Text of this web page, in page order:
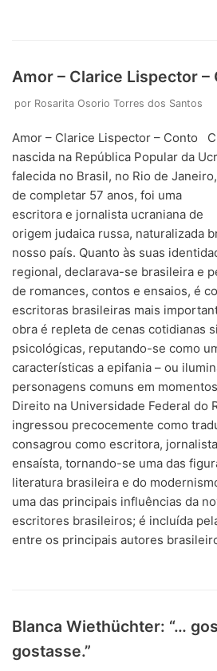
Amor – Clarice Lispector –
por Rosarita Osorio Torres dos Santos
Amor – Clarice Lispector – Conto
nascida na República Popular da
falecida no Brasil, no Rio de
de completar 57 anos, foi uma
escritora e jornalista ucraniana de
origem judaica russa, naturalizada
nosso país. Quanto às suas
regional, declarava-se brasileira e
de romances, contos e ensaios, é
escritoras brasileiras mais
obra é repleta de cenas cotidianas
psicológicas, reputando-se como
características a epifania – ou
personagens comuns em
Direito na Universidade Federal do
ingressou precocemente como
consagrou como escritora,
ensaísta, tornando-se uma das
literatura brasileira e do
uma das principais influências da
escritores brasileiros; é incluída
entre os principais autores
Blanca Wiethüchter: “…
gostasse.”